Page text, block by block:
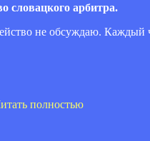
словацкого арбитра.
не обсуждаю. Каждый
полностью